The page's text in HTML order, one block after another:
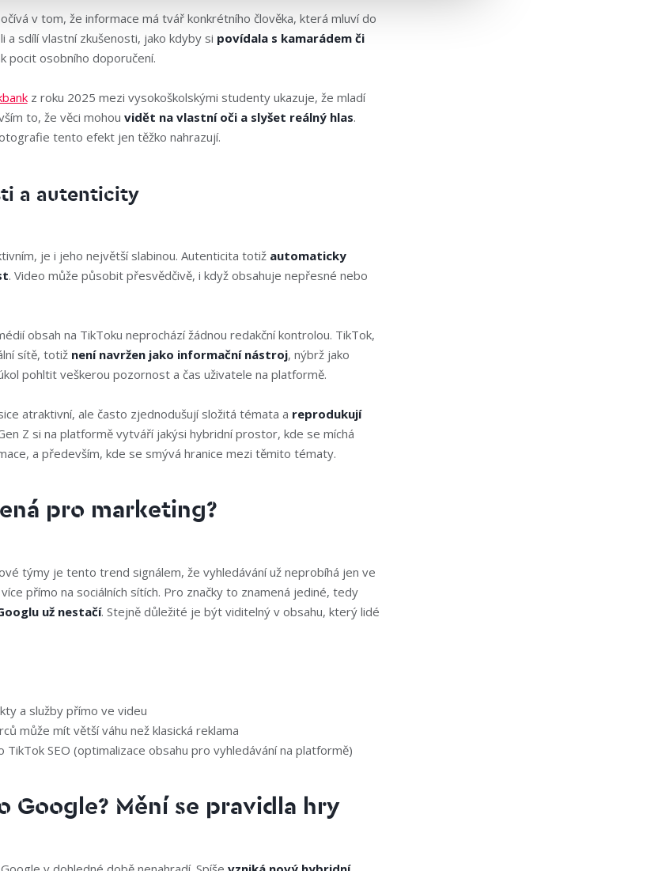
v tom, že informace má tvář konkrétního člověka, která mluví do
a sdílí vlastní zkušenosti, jako kdyby si povídala s kamarádem či
pocit osobního doporučení.
z roku 2025 mezi vysokoškolskými studenty ukazuje, že mladí
to, že věci mohou vidět na vlastní oči a slyšet reálný hlas.
tento efekt jen těžko nahrazují.
a autenticity
je i jeho největší slabinou. Autenticita totiž automaticky
. Video může působit přesvědčivě, i když obsahuje nepřesné nebo
obsah na TikToku neprochází žádnou redakční kontrolou. TikTok,
sítě, totiž není navržen jako informační nástroj, nýbrž jako
pohltit veškerou pozornost a čas uživatele na platformě.
atraktivní, ale často zjednodušují složitá témata a reprodukují
Z si na platformě vytváří jakýsi hybridní prostor, kde se míchá
a především, kde se smývá hranice mezi těmito tématy.
pro marketing?
týmy je tento trend signálem, že vyhledávání už neprobíhá jen ve
přímo na sociálních sítích. Pro značky to znamená jediné, tedy
už nestačí. Stejně důležité je být viditelný v obsahu, který lidé
a služby přímo ve videu
může mít větší váhu než klasická reklama
TikTok SEO (optimalizace obsahu pro vyhledávání na platformě)
Google? Mění se pravidla hry